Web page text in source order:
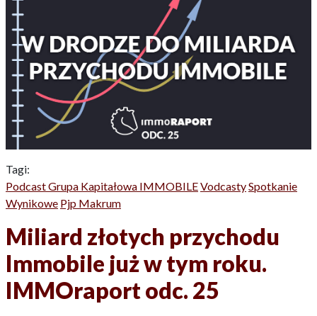
Tagi:
Podcast Grupa Kapitałowa IMMOBILEVodcastySpotkanie
Wynikowe Pjp Makrum
Miliard złotych przychodu
Immobile już w tym roku.
IMMOraport odc. 25